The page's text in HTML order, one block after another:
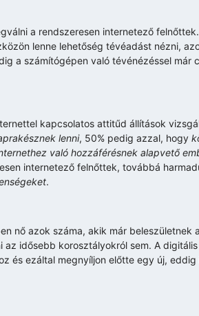
a rendszeresen internetező
lenne lehetőség tévéadást nézni,
a számítógépen való tévénézéssel már
kapcsolatos attitűd állítások
lenni, 50% pedig azzal, hogy
való hozzáférésnek alapvető
internetező felnőttek, továbbá
.
nő azok száma, akik már beleszületnek
idősebb korosztályokról sem. A
és ezáltal megnyíljon előtte egy új, eddig